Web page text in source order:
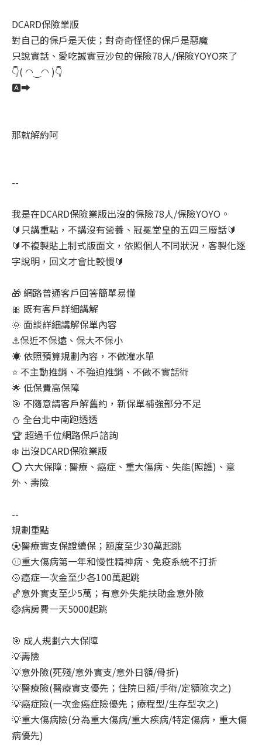
DCARD保險業版
對自己的保戶是天使；對奇奇怪怪的保戶是惡魔
只說實話、愛吃誠實豆沙包的保險78人/保險YOYO來了
👇( ◠‿◠ )👇
🅰️➡️
那就解約阿
--
我是在DCARD保險業版出沒的保險78人/保險YOYO。
🔰 只講重點，不講沒有營養、冠冕堂皇的五四三廢話🔰
🔰不複製貼上制式版面文，依照個人不同狀況，客製化逐
字說明，回文才會比較慢🔰
🎁 網路普通客戶回答簡單易懂
🎀 既有客戶詳細講解
🌞 面談詳細講解保單內容
⚓保近不保遠、保大不保小
☀️ 依照預算規劃內容，不做灌水單
⭐ 不主動推銷、不強迫推銷、不做不實話術
🌟 低保費高保障
🎯 不隨意請客戶解舊約，新保單補強部分不足
⛄ 全台北中南跑透透
🏆 超過千位網路保戶諮詢
❄️ 出沒DCARD保險業版
⭕ 六大保障 : 醫療、癌症、重大傷病、失能(照護)、意
外、壽險
--
規劃重點
⚽醫療實支保證續保；額度至少30萬起跳
⚾重大傷病第一年和慢性精神病、免疫系統不打折
🥎癌症一次金至少各100萬起跳
🏀意外實支至少5萬；有意外失能扶助金意外險
🏐病房費一天5000起跳
🎯 成人規劃六大保障
💡壽險
💡意外險(死殘/意外實支/意外日額/骨折)
💡醫療險(醫療實支優先；住院日額/手術/定額險次之)
💡癌症險(一次金癌症險優先；療程型/生存型次之)
💡重大傷病險(分為重大傷病/重大疾病/特定傷病，重大傷
病優先)